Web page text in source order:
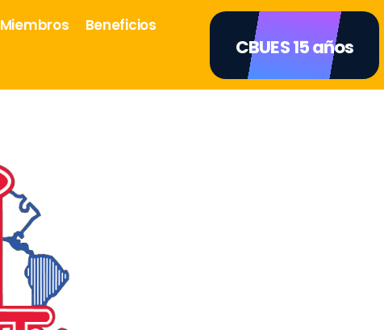
Miembros Beneficios
CBUES 15 años